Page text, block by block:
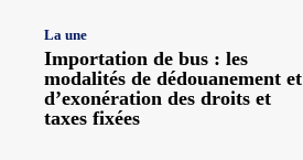
La une
Importation de bus : les
modalités de dédouanement et
d’exonération des droits et
taxes fixées